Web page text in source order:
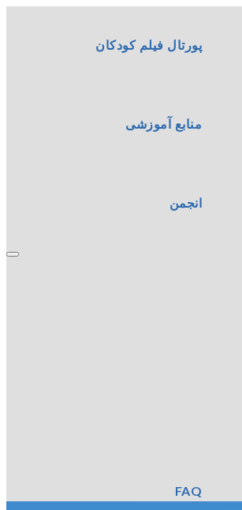
پورتال فیلم کودکان
منابع آموزشی
انجمن
FAQ